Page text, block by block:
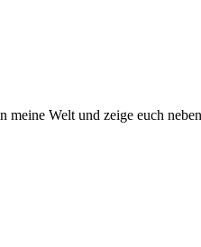
Welt und zeige euch